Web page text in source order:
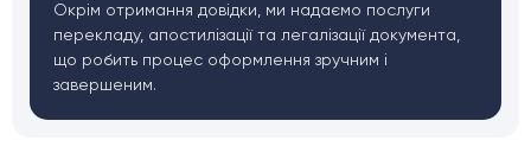
Окрім отримання довідки, ми надаємо послуги
перекладу, апостилізації та легалізації документа,
що робить процес оформлення зручним і
завершеним.